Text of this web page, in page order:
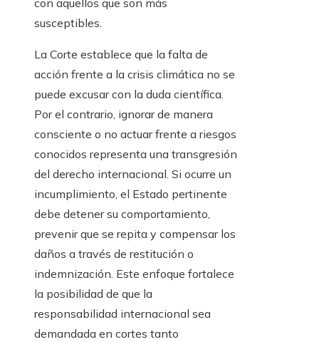
con aquellos que son más
susceptibles.
La Corte establece que la falta de
acción frente a la crisis climática no se
puede excusar con la duda científica.
Por el contrario, ignorar de manera
consciente o no actuar frente a riesgos
conocidos representa una transgresión
del derecho internacional. Si ocurre un
incumplimiento, el Estado pertinente
debe detener su comportamiento,
prevenir que se repita y compensar los
daños a través de restitución o
indemnización. Este enfoque fortalece
la posibilidad de que la
responsabilidad internacional sea
demandada en cortes tanto